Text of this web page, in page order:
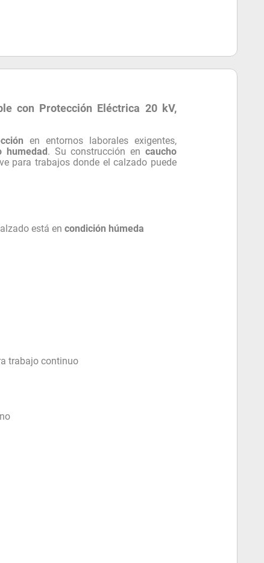
con Protección Eléctrica 20 kV,
en entornos laborales exigentes,
humedad. Su construcción en caucho
para trabajos donde el calzado puede
está encondición húmeda
trabajo continuo